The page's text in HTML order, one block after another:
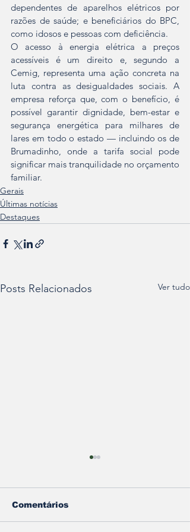
dependentes de aparelhos elétricos por
razões de saúde; e beneficiários do BPC,
como idosos e pessoas com deficiência.
O acesso à energia elétrica a preços
acessíveis é um direito e, segundo a
Cemig, representa uma ação concreta na
luta contra as desigualdades sociais. A
empresa reforça que, com o benefício, é
possível garantir dignidade, bem-estar e
segurança energética para milhares de
lares em todo o estado — incluindo os de
Brumadinho, onde a tarifa social pode
significar mais tranquilidade no orçamento
familiar.
Gerais
Últimas notícias
Destaques
Posts Relacionados Ver tudo
Comentários